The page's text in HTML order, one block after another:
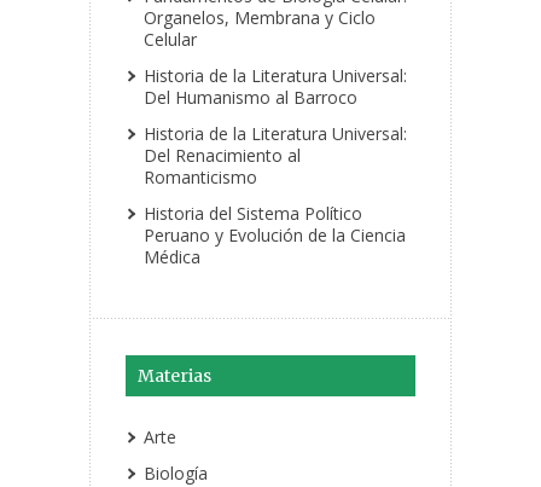
Organelos, Membrana y Ciclo
Celular
Historia de la Literatura Universal:
Del Humanismo al Barroco
Historia de la Literatura Universal:
Del Renacimiento al
Romanticismo
Historia del Sistema Político
Peruano y Evolución de la Ciencia
Médica
Materias
Arte
Biología